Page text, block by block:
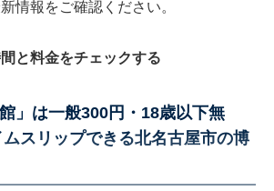
情報をご確認ください。
と料金をチェックする
」は一般300円・18歳以下無
スリップできる北名古屋市の博